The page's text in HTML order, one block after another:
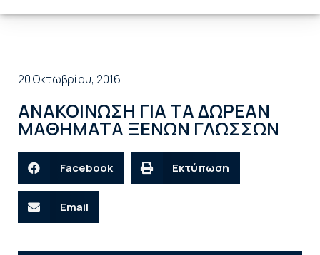
20 Οκτωβρίου, 2016
ΑΝΑΚΟΙΝΩΣΗ ΓΙΑ ΤΑ ΔΩΡΕΑΝ
ΜΑΘΗΜΑΤΑ ΞΕΝΩΝ ΓΛΩΣΣΩΝ
Facebook Εκτύπωση
Email